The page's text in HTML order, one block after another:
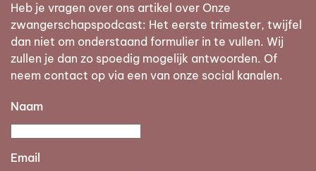
Heb je vragen over ons artikel over Onze
zwangerschapspodcast: Het eerste trimester, twijfel
dan niet om onderstaand formulier in te vullen. Wij
zullen je dan zo spoedig mogelijk antwoorden. Of
neem contact op via een van onze social kanalen.
Naam
Email